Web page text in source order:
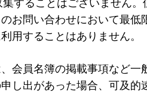
することはございません
お問い合わせにおいて最低
用することはありません。
会員名簿の掲載事項など一
し出があった場合、可及